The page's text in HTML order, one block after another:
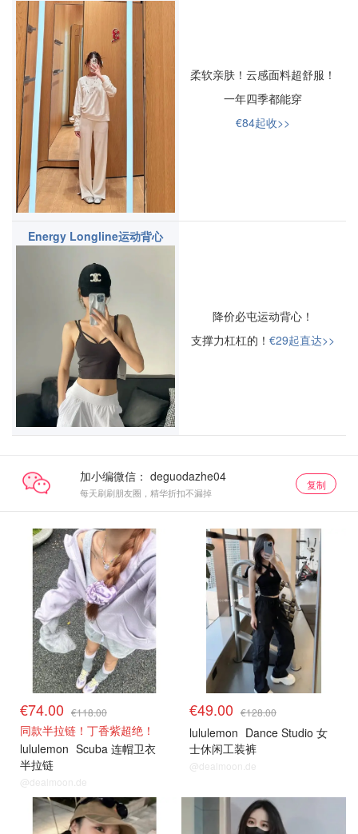
柔软亲肤！云感面料超舒服！
一年四季都能穿
€84起收>>
Energy Longline运动背心
降价必屯运动背心！
支撑力杠杠的！ €29起直达>>
加小编微信：
每天刷刷朋友圈，精华折扣不漏掉
复制
€74.00 €118.00
同款半拉链！丁香紫超绝！
lululemon Scuba 连帽卫衣
半拉链
@dealmoon.de
€49.00 €128.00
lululemon Dance Studio 女
士休闲工装裤
@dealmoon.de